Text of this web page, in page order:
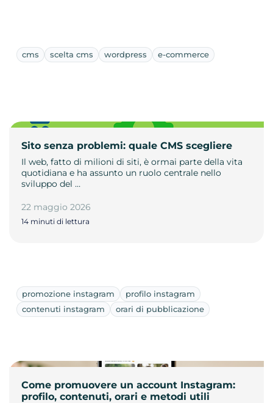
cms scelta cms wordpress e-commerce
Sito senza problemi: quale CMS scegliere
Il web, fatto di milioni di siti, è ormai parte della vita
quotidiana e ha assunto un ruolo centrale nello
sviluppo del …
22 maggio 2026
14 minuti di lettura
promozione instagram
profilo instagram
contenuti instagram
orari di pubblicazione
Come promuovere un account Instagram:
profilo, contenuti, orari e metodi utili